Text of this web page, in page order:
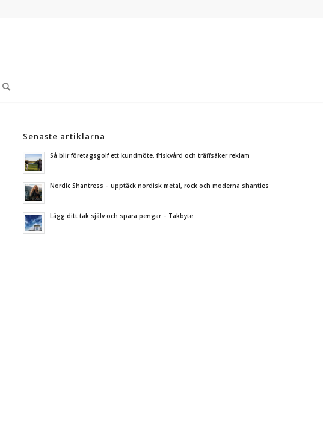
Senaste artiklarna
Så blir företagsgolf ett kundmöte, friskvård och träffsäker reklam
Nordic Shantress – upptäck nordisk metal, rock och moderna shanties
Lägg ditt tak själv och spara pengar – Takbyte